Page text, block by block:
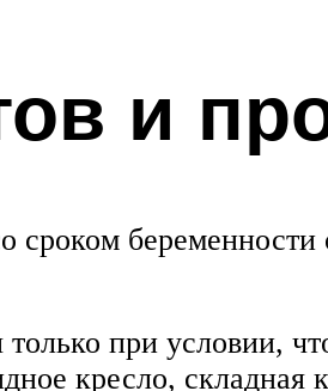
и
беременности
при условии,
кресло,